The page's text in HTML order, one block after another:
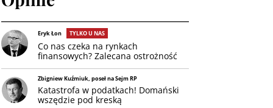
Eryk Łon TYLKO U NAS
Co nas czeka na rynkach
finansowych? Zalecana ostrożność
Zbigniew Kuźmiuk, poseł na Sejm RP
Katastrofa w podatkach! Domański
wszędzie pod kreską